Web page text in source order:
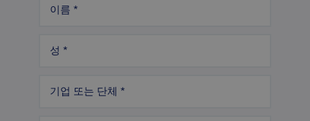
이름 *
성 *
기업 또는 단체 *